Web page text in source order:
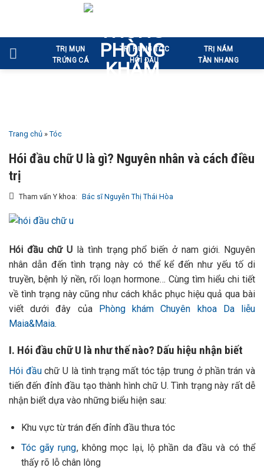
nội
dung
TRỊ MỤN
TRỨNG CÁ
TRỊ RỤNG TÓC
HÓI ĐẦU
TRỊ NÁM
TÀN NHANG
Trang chủ » Tóc
Hói đầu chữ U là gì? Nguyên nhân và cách điều
trị
Tham vấn Y khoa: Bác sĩ Nguyễn Thị Thái Hòa
Hói đầu chữ Ulà tình trạng phổ biến ở nam giới. Nguyên
nhân dẫn đến tình trạng này có thể kể đến như yếu tố di
truyền, bệnh lý nền, rối loạn hormone… Cùng tìm hiểu chi tiết
về tình trạng này cũng như cách khắc phục hiệu quả qua bài
viết dưới đây của
Phòng khám Chuyên khoa Da liễu
Maia&Maia.
I. Hói đầu chữ U là như thế nào? Dấu hiệu nhận biết
Hói đầuchữ U là tình trạng mất tóc tập trung ở phần trán và
tiến đến đỉnh đầu tạo thành hình chữ U. Tình trạng này rất dễ
nhận biết dựa vào những biểu hiện sau:
Khu vực từ trán đến đỉnh đầu thưa tóc
Tóc gãy rụng, không mọc lại, lộ phần da đầu và có thể
thấy rõ lỗ chân lông